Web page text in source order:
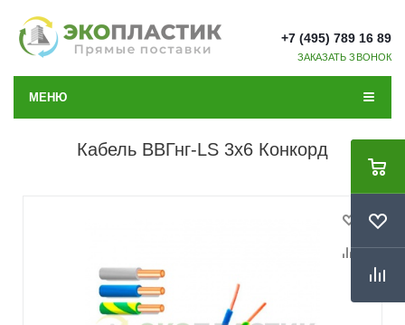
+7 (495) 789 16 89
ЗАКАЗАТЬ ЗВОНОК
МЕНЮ
Кабель ВВГнг-LS 3x6 Конкорд